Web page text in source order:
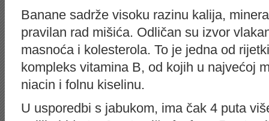
Banane sadrže visoku razinu kalija,
pravilan rad mišića. Odličan su izvor
masnoća i kolesterola. To je jedna od
kompleks vitamina B, od kojih u najvećoj
niacin i folnu kiselinu.
U usporedbi s jabukom, ima čak 4 puta